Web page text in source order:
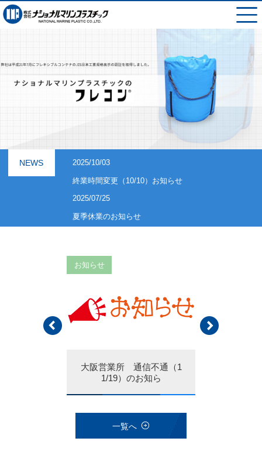
NEWS 2025/10/03
終業時間変更（10/10）お知らせ
2025/07/25
夏季休業のお知らせ
お知らせ
大阪営業所 通信不通（1
1/19）のお知ら
一覧へ